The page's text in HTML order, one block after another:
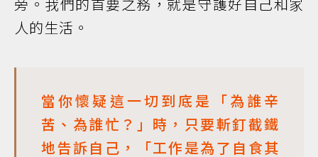
人的生活。
當你懷疑這一切到底是「為誰辛
苦、為誰忙？」時，只要斬釘截鐵
地告訴自己，「工作是為了自食其